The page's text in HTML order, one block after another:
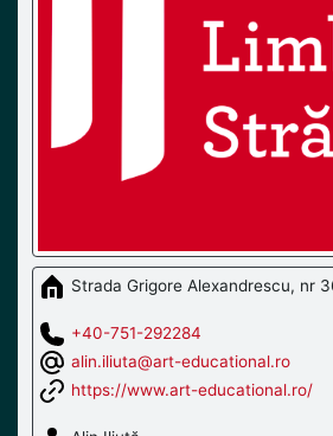
Strada Grigore Alexandrescu, nr
+40-751-292284
alin.iliuta@art-educational.ro
https://www.art-educational.ro/